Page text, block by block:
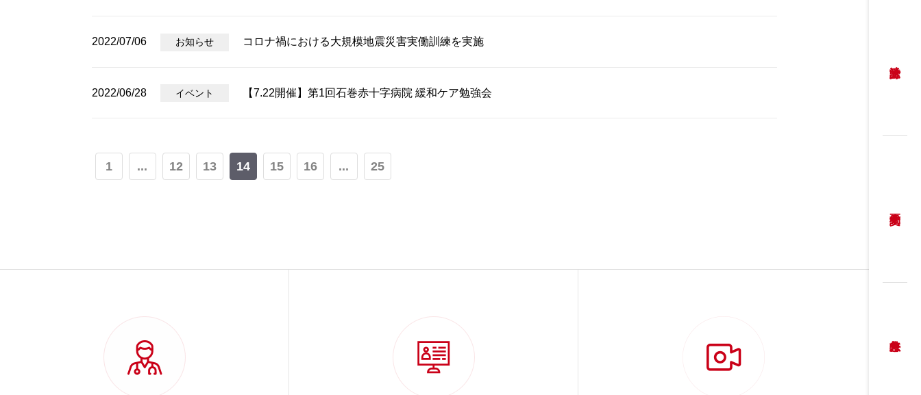
2022/07/06 お知らせ コロナ禍における大規模地震災害実働訓練を実施
2022/06/28 イベント 【7.22開催】第1回石巻赤十字病院 緩和ケア勉強会
1 ... 12 13 14 15 16 ... 25